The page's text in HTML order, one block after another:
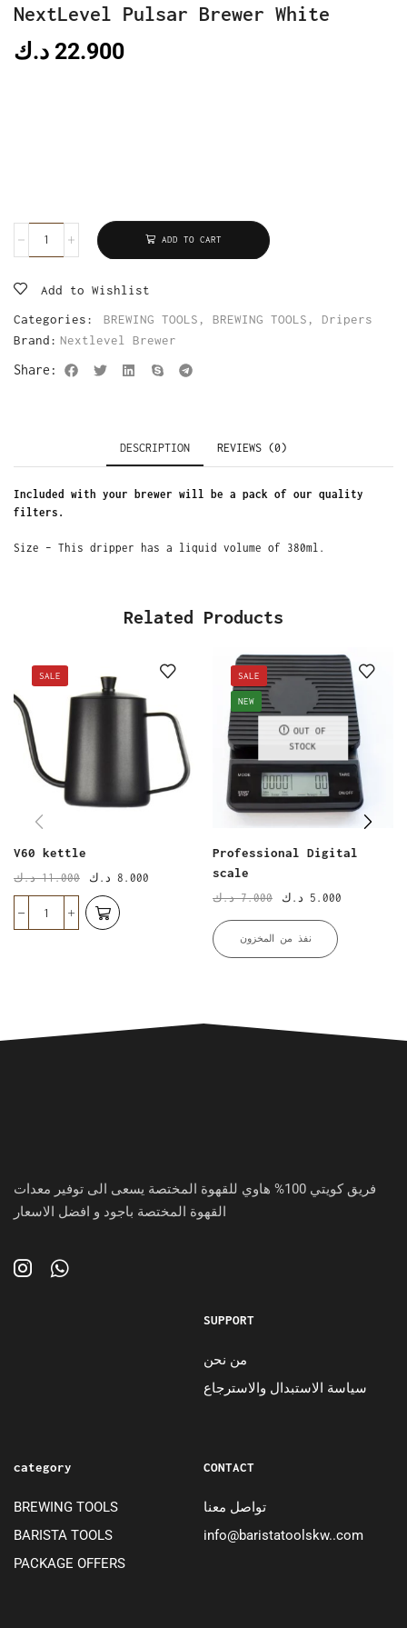
NextLevel Pulsar Brewer White
22.900 د.ك
ADD TO CART
Add to Wishlist
Categories:
BREWING TOOLS , BREWING TOOLS , Dripers
Brand: Nextlevel Brewer
Share:
DESCRIPTION REVIEWS (0)
Included with your brewer will be a pack of our quality
filters.
Size – This dripper has a liquid volume of 380ml.
Related Products
SALE
V60 kettle
11.000 د.ك 8.000 د.ك
SALE
NEW
OUT OF
STOCK
Professional Digital
scale
7.000 د.ك 5.000 د.ك
نفذ من المخزون
فريق كويتي 100% هاوي للقهوة المختصة يسعى الى توفير معدات
القهوة المختصة باجود و افضل الاسعار
SUPPORT
من نحن
سياسة الاستبدال والاسترجاع
category
BREWING TOOLS
BARISTA TOOLS
PACKAGE OFFERS
CONTACT
تواصل معنا
info@baristatoolskw..com